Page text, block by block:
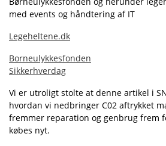
med events og håndtering af IT
Legeheltene.dk
Borneulykkesfonden
Sikkerhverdag
Vi er utroligt stolte at denne artikel i
hvordan vi nedbringer C02 aftrykket
fremmer reparation og genbrug frem
købes nyt.